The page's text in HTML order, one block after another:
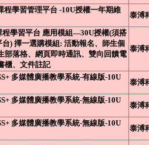
程學習管理平台 -10U授權一年期維
泰溥
程學習平台 應用模組—30U授權(須搭
台) 擇一選購模組: 活動報名、師生個
部落格、網頁即時通訊、雙向回饋電
櫃、文件註記
泰溥
多媒體廣播教學系統-有線版-10U
泰溥
多媒體廣播教學系統-無線版-10U
泰溥
多媒體廣播教學系統-無線版-10U
泰溥